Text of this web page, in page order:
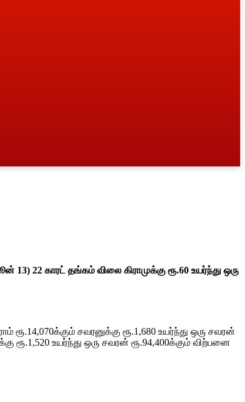
22 காரட் தங்கம் விலை கிராமுக்கு ரூ.60 உயர்ந்து ஒரு
சவரனுக்கு ரூ.1,680 உயர்ந்து ஒரு சவரன்
ரூ.1,520 உயர்ந்து ஒரு சவரன் ரூ.94,400க்கும் விற்பனை